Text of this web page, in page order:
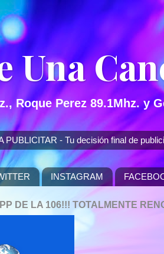
Una
Roque Perez 89.1Mhz. y
- Tu decisión final de
INSTAGRAM
DE LA 106!!! TOTALMENTE